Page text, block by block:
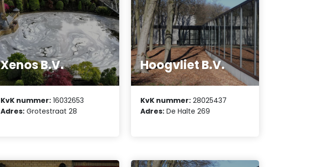
Xenos B.V.
KvK nummer: 16032653
Adres: Grotestraat 28
Hoogvliet B.V.
KvK nummer: 28025437
Adres: De Halte 269